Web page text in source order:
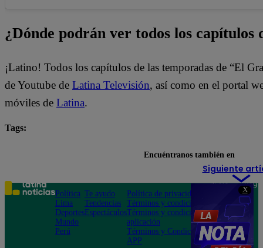
X
¿Dónde podrán ver todos los capítulos
¡Latino! Todos los capítulos de las temporadas de “El
de Youtube de Latina Televisión, así como en el portal
móviles de Latina.
Tags:
Siguiente
Encuéntranos también en
Política
Lima
Deportes
Mundo
Perú
Te ayudo
Tendencias
Espectáculos
Política de privacidad
Términos y condiciones
Términos y condiciones
aplicación
Términos y Condiciones
APP
Teléfono: 219
Av. San
Felipe 968
Jesús María